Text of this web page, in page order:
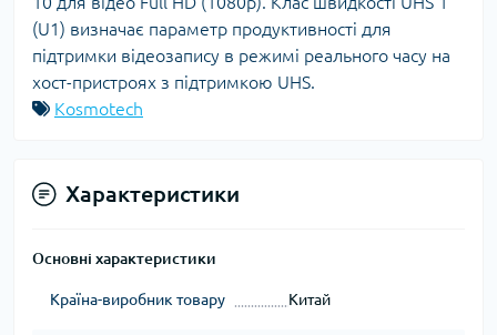
(U1) визначає параметр продуктивності для
підтримки відеозапису в режимі реального часу на
хост-пристроях з підтримкою UHS.
Kosmotech
Характеристики
Основні характеристики
Країна-виробник товару Китай